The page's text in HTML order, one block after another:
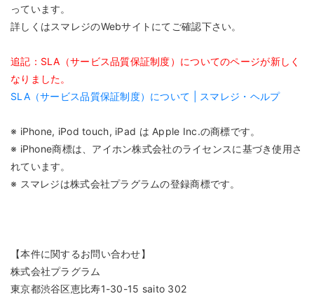
っています。
詳しくはスマレジのWebサイトにてご確認下さい。
追記：SLA（サービス品質保証制度）についてのページが新しく
なりました。
SLA（サービス品質保証制度）について | スマレジ・ヘルプ
※ iPhone, iPod touch, iPad は Apple Inc.の商標です。
※ iPhone商標は、アイホン株式会社のライセンスに基づき使用さ
れています。
※ スマレジは株式会社プラグラムの登録商標です。
【本件に関するお問い合わせ】
株式会社プラグラム
東京都渋谷区恵比寿1-30-15 saito 302